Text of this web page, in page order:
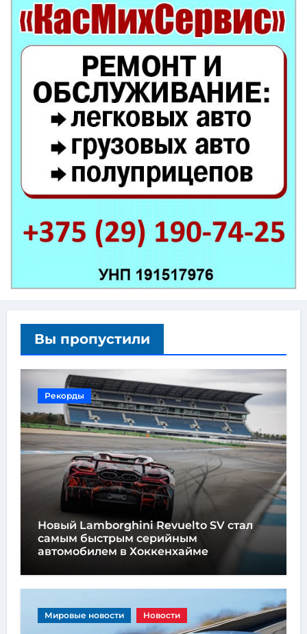
Вы пропустили
Рекорды
Новый Lamborghini Revuelto SV стал
самым быстрым серийным
автомобилем в Хоккенхайме
Мировые новости Новости